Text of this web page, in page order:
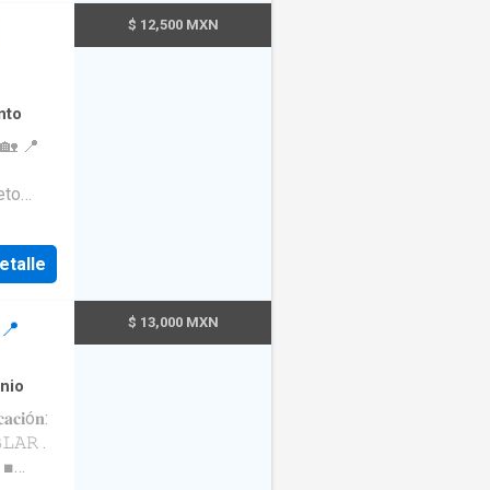
📍
$ 12,500 MXN
.
■
$ 13,000 MXN